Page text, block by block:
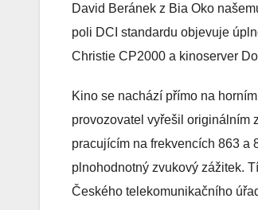
David Beránek z Bia Oko
poli DCI standardu objevuje
Christie CP2000 a kinoserver
Kino se nachází přímo na
provozovatel vyřešil originálním
pracujícím na frekvencích 863 a
plnohodnotný zvukový zážitek.
Českého telekomunikačního